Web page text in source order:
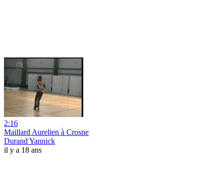
2:16
Maillard Aurelien à Crosne
Durand Yannick
il y a 18 ans